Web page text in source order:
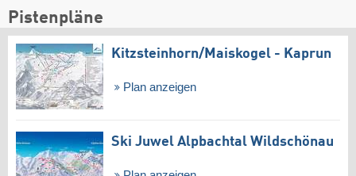
Pistenpläne
Kitzsteinhorn/​Maiskogel - Kaprun
Plan anzeigen
Ski Juwel Alpbachtal Wildschönau